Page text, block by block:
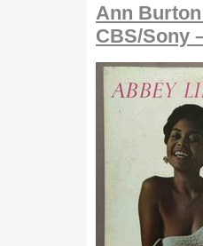
Ann
CBS/Sony